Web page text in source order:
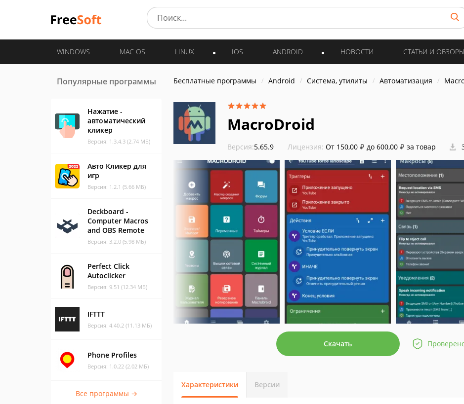
WINDOWS MAC OS LINUX IOS ANDROID НОВОСТИ СТАТЬИ И ОБЗОРЫ
Популярные программы
Нажатие -
автоматический
кликер
Версия: 1.3.4.3 (2.74 МБ)
Авто Кликер для
игр
Версия: 1.2.1 (5.66 МБ)
Deckboard -
Computer Macros
and OBS Remote
Версия: 3.2.0 (5.98 МБ)
Perfect Click
Autoclicker
Версия: 9.51 (12.34 МБ)
IFTTT
Версия: 4.40.2 (11.13 МБ)
Phone Profiles
Версия: 1.0.22 (2.02 МБ)
Все программы →
Бесплатные программы Android Система, утилиты Автоматизация
MacroDroid
Версия:5.65.9 Лицензия: От 150,00 ₽ до 600,00 ₽ за товар
Скачать
Характеристики Версии